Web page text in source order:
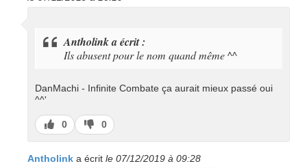
Antholink a écrit :
Ils abusent pour le nom quand même ^^
DanMachi - Infinite Combate ça aurait mieux passé oui
^^'
J’aime
0
J’aime
pas
0
Antholink a écrit le 07/12/2019 à 09:28